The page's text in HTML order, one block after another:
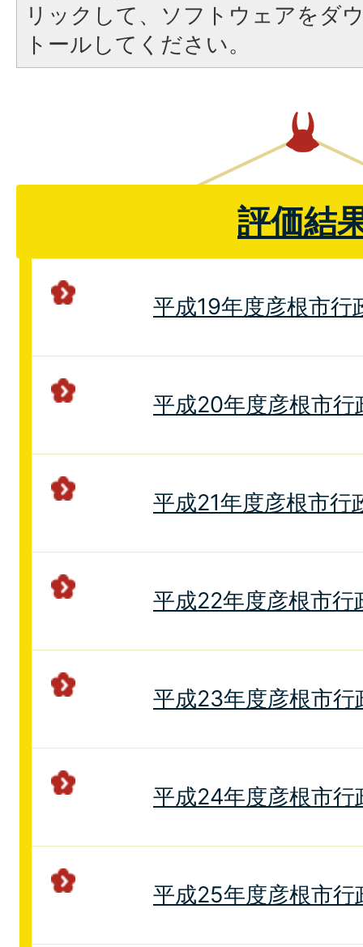
リックして、ソフトウェアをダ
トールしてください。
評価結
平成19年度彦根市行
平成20年度彦根市行
平成21年度彦根市行
平成22年度彦根市行
平成23年度彦根市行
平成24年度彦根市行
平成25年度彦根市行